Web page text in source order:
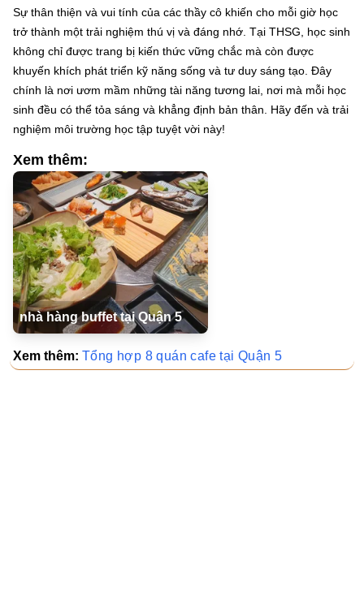
Sự thân thiện và vui tính của các thầy cô khiến cho mỗi giờ học
trở thành một trải nghiệm thú vị và đáng nhớ. Tại THSG, học sinh
không chỉ được trang bị kiến thức vững chắc mà còn được
khuyến khích phát triển kỹ năng sống và tư duy sáng tạo. Đây
chính là nơi ươm mầm những tài năng tương lai, nơi mà mỗi học
sinh đều có thể tỏa sáng và khẳng định bản thân. Hãy đến và trải
nghiệm môi trường học tập tuyệt vời này!
Xem thêm:
nhà hàng buffet tại Quận 5
Xem thêm: Tổng hợp 8 quán cafe tại Quận 5